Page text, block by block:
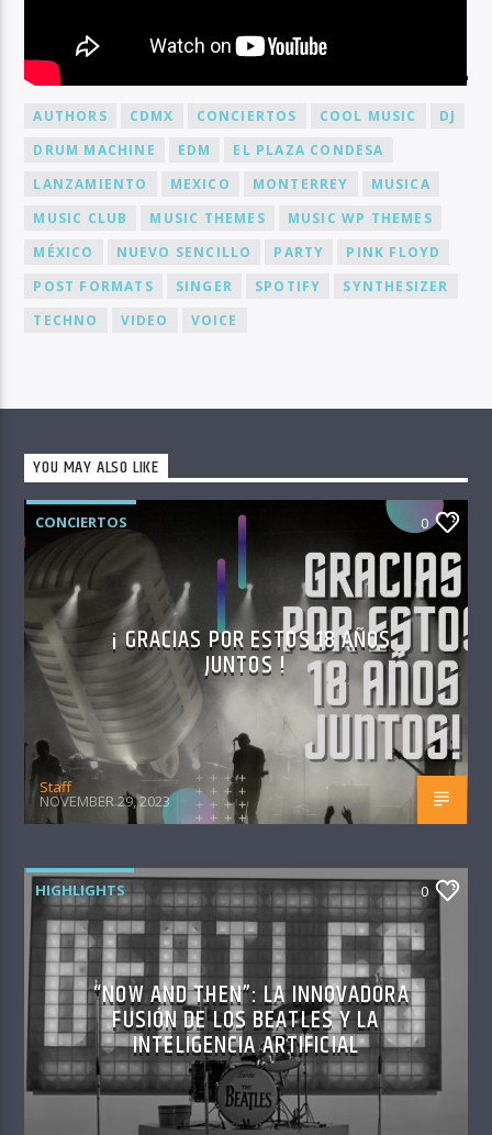
BY TAG
AUTHORS CDMX CONCIERTOS COOL MUSIC
DJ
DRUM MACHINE
EDM
EL PLAZA CONDESA
LANZAMIENTO
MEXICO MONTERREY
MUSICA
MUSIC CLUB
MUSIC THEMES
MUSIC WP THEMES
MÉXICO
NUEVO SENCILLO PARTY
PINK FLOYD
POST FORMATS
SINGER SPOTIFY
SYNTHESIZER
TECHNO
VIDEO VOICE
YOU MAY ALSO LIKE
CONCIERTOS 0
¡ GRACIAS POR ESTOS 18 AÑOS
JUNTOS !
Staff
NOVEMBER 29, 2023
HIGHLIGHTS 0
“NOW AND THEN”: LA INNOVADORA
FUSIÓN DE LOS BEATLES Y LA
INTELIGENCIA ARTIFICIAL